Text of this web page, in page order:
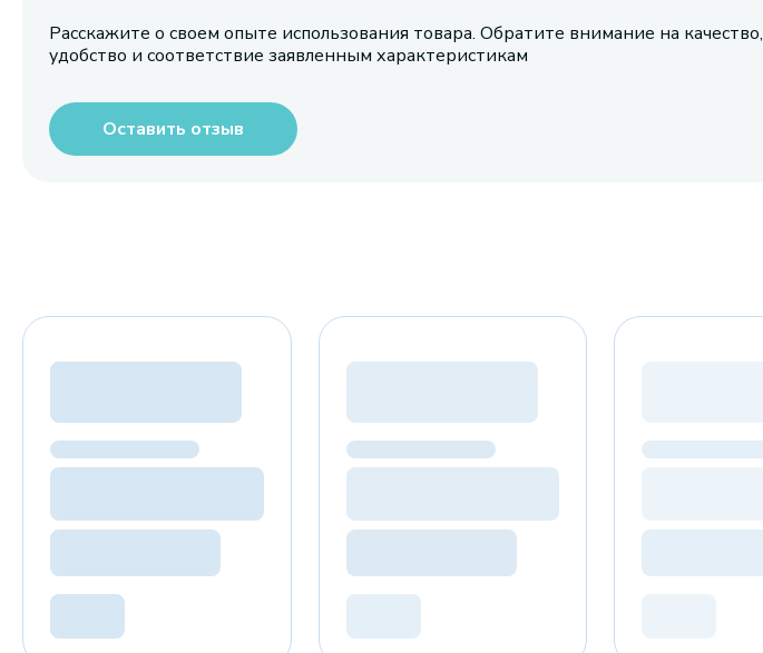
Расскажите о своем опыте использования товара. Обратите внимание на качество,
удобство и соответствие заявленным характеристикам
Оставить отзыв